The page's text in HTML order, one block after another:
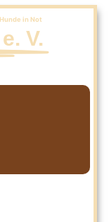
V.
in Not